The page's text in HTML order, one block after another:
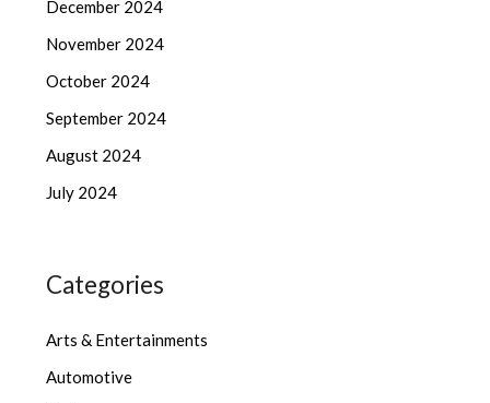
December 2024
November 2024
October 2024
September 2024
August 2024
July 2024
Categories
Arts & Entertainments
Automotive